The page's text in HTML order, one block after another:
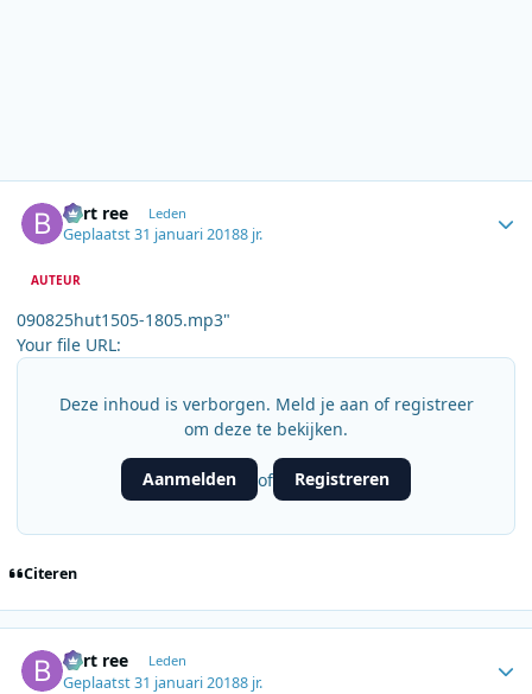
bert ree Leden
Geplaatst31 januari 20188 jr.
AUTEUR
090825hut1505-1805.mp3"
Your file URL:
Deze inhoud is verborgen. Meld je aan of registreer
om deze te bekijken.
Aanmelden of Registreren
Citeren
bert ree Leden
Geplaatst31 januari 20188 jr.